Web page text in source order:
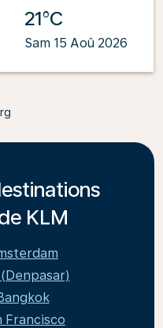
21°C
Sam 15 Aoû 2026
KLM
Francisco